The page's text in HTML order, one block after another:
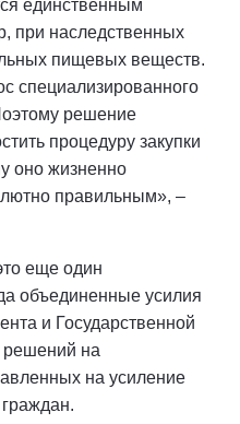
единственным
при наследственных
пищевых веществ.
специализированного
решение
процедуру закупки
оно жизненно
правильным», –
еще один
объединенные усилия
и Государственной
на
на усиление